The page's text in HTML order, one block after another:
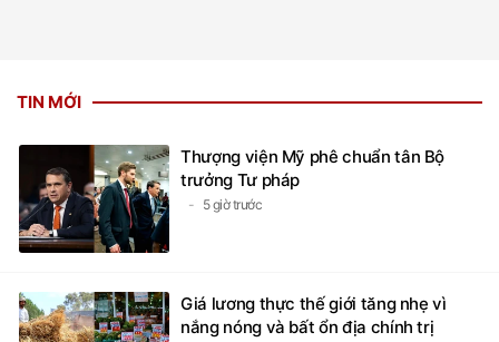
TIN MỚI
Thượng viện Mỹ phê chuẩn tân Bộ
trưởng Tư pháp
5 giờ trước
Giá lương thực thế giới tăng nhẹ vì
nắng nóng và bất ổn địa chính trị